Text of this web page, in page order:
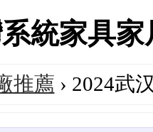
統家具
推薦 › 2024武